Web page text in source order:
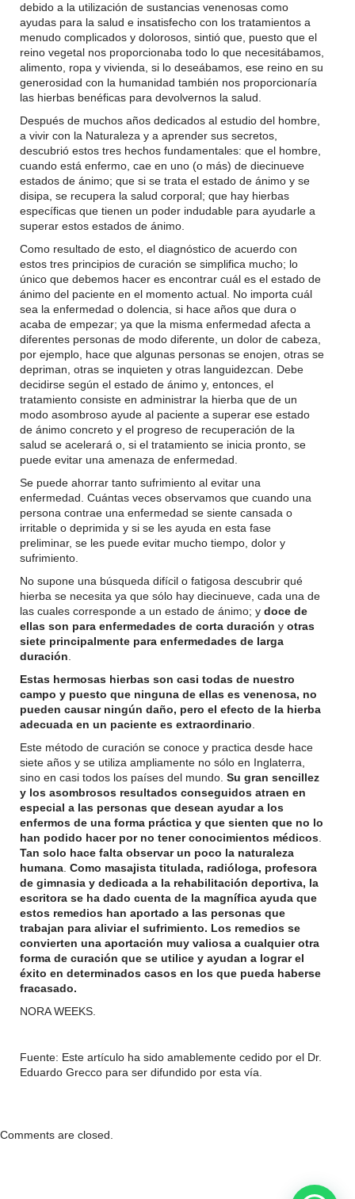
debido a la utilización de sustancias venenosas como
ayudas para la salud e insatisfecho con los tratamientos a
menudo complicados y dolorosos, sintió que, puesto que el
reino vegetal nos proporcionaba todo lo que necesitábamos,
alimento, ropa y vivienda, si lo deseábamos, ese reino en su
generosidad con la humanidad también nos proporcionaría
las hierbas benéficas para devolvernos la salud.
Después de muchos años dedicados al estudio del hombre,
a vivir con la Naturaleza y a aprender sus secretos,
descubrió estos tres hechos fundamentales: que el hombre,
cuando está enfermo, cae en uno (o más) de diecinueve
estados de ánimo; que si se trata el estado de ánimo y se
disipa, se recupera la salud corporal; que hay hierbas
específicas que tienen un poder indudable para ayudarle a
superar estos estados de ánimo.
Como resultado de esto, el diagnóstico de acuerdo con
estos tres principios de curación se simplifica mucho; lo
único que debemos hacer es encontrar cuál es el estado de
ánimo del paciente en el momento actual. No importa cuál
sea la enfermedad o dolencia, si hace años que dura o
acaba de empezar; ya que la misma enfermedad afecta a
diferentes personas de modo diferente, un dolor de cabeza,
por ejemplo, hace que algunas personas se enojen, otras se
depriman, otras se inquieten y otras languidezcan. Debe
decidirse según el estado de ánimo y, entonces, el
tratamiento consiste en administrar la hierba que de un
modo asombroso ayude al paciente a superar ese estado
de ánimo concreto y el progreso de recuperación de la
salud se acelerará o, si el tratamiento se inicia pronto, se
puede evitar una amenaza de enfermedad.
Se puede ahorrar tanto sufrimiento al evitar una
enfermedad. Cuántas veces observamos que cuando una
persona contrae una enfermedad se siente cansada o
irritable o deprimida y si se les ayuda en esta fase
preliminar, se les puede evitar mucho tiempo, dolor y
sufrimiento.
No supone una búsqueda difícil o fatigosa descubrir qué
hierba se necesita ya que sólo hay diecinueve, cada una de
las cuales corresponde a un estado de ánimo; y doce de
ellas son para enfermedades de corta duración y otras
siete principalmente para enfermedades de larga
duración
Estas hermosas hierbas son casi todas de nuestro
campo y puesto que ninguna de ellas es venenosa, no
pueden causar ningún daño, pero el efecto de la hierba
adecuada en un paciente es extraordinario
Este método de curación se conoce y practica desde hace
siete años y se utiliza ampliamente no sólo en Inglaterra,
sino en casi todos los países del mundo. Su gran sencillez
y los asombrosos resultados conseguidos atraen en
especial a las personas que desean ayudar a los
enfermos de una forma práctica y que sienten que no lo
han podido hacer por no tener conocimientos médicos
Tan solo hace falta observar un poco la naturaleza
humana Como masajista titulada, radióloga, profesora
de gimnasia y dedicada a la rehabilitación deportiva, la
escritora se ha dado cuenta de la magnífica ayuda que
estos remedios han aportado a las personas que
trabajan para aliviar el sufrimiento. Los remedios se
convierten una aportación muy valiosa a cualquier otra
forma de curación que se utilice y ayudan a lograr el
éxito en determinados casos en los que pueda haberse
fracasado.
NORA WEEKS.
Fuente: Este artículo ha sido amablemente cedido por el Dr.
Eduardo Grecco para ser difundido por esta vía.
Comments are closed.